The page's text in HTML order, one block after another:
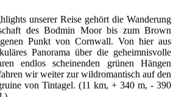
unserer Reise gehört die Wanderung
des Bodmin Moor bis zum Brown
Punkt von Cornwall. Von hier aus
Panorama über die geheimnisvolle
endlos scheinenden grünen Hängen
wir weiter zur wildromantisch auf den
von Tintagel. (11 km, + 340 m, - 390